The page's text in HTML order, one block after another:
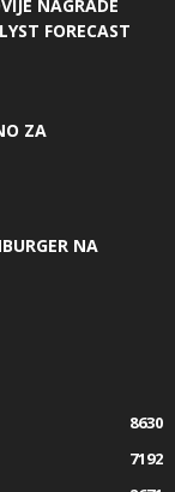
NAGRADE
FORECAST
ZA
NA
8630
7192